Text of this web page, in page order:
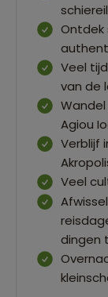
Ontdek
Veel
van de
Agiou
Verblijf
Veel
dingen